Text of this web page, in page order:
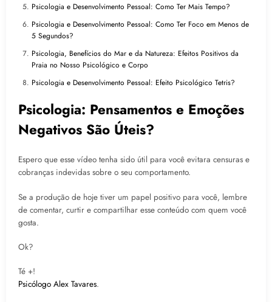
Psicologia e Desenvolvimento Pessoal: Como Ter Mais Tempo?
Psicologia e Desenvolvimento Pessoal: Como Ter Foco em Menos de
5 Segundos?
Psicologia, Benefícios do Mar e da Natureza: Efeitos Positivos da
Praia no Nosso Psicológico e Corpo
Psicologia e Desenvolvimento Pessoal: Efeito Psicológico Tetris?
Psicologia: Pensamentos e Emoções
Negativos São Úteis?
Espero que esse vídeo tenha sido útil para você evitara censuras e
cobranças indevidas sobre o seu comportamento.
Se a produção de hoje tiver um papel positivo para você, lembre
de comentar, curtir e compartilhar esse conteúdo com quem você
gosta.
Ok?
Té +!
Psicólogo Alex Tavares.